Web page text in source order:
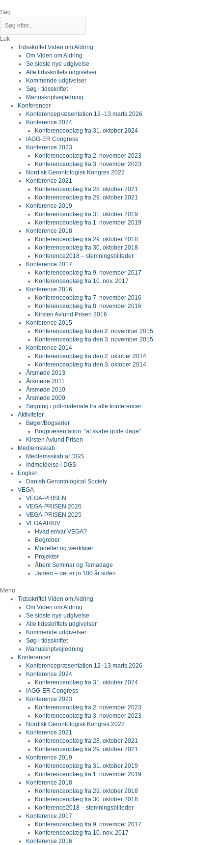
til
Søg
Luk
Tidsskriftet Viden om Aldring
Om Viden om Aldring
Se sidste nye udgivelse
Alle tidsskriftets udgivelser
Kommende udgivelser
Søg i tidsskriftet
Manuskriptvejledning
Konferencer
Konferencepræsentation 12–13 marts 2026
Konference 2024
Konferenceoplæg fra 31. oktober 2024
IAGG-ER Congress
Konference 2023
Konferenceoplæg fra 2. november 2023
Konferenceoplæg fra 3. november 2023
Nordisk Gerontologisk Kongres 2022
Konference 2021
Konferenceoplæg fra 28. oktober 2021
Konferenceoplæg fra 29. oktober 2021
Konference 2019
Konferenceoplæg fra 31. oktober 2019
Konferenceoplæg fra 1. november 2019
Konference 2018
Konferenceoplæg fra 29. oktober 2018
Konferenceoplæg fra 30. oktober 2018
Konference2018 – stemningsbilleder
Konference 2017
Konferenceoplæg fra 9. november 2017
Konferenceoplæg fra 10. nov. 2017
Konference 2016
Konferenceoplæg fra 7. november 2016
Konferenceoplæg fra 8. november 2016
Kirsten Avlund Prisen 2016
Konference 2015
Konferenceoplæg fra den 2. november 2015
Konferenceoplæg fra den 3. november 2015
Konference 2014
Konferenceoplæg fra den 2. oktober 2014
Konferenceoplæg fra den 3. oktober 2014
Årsmøde 2013
Årsmøde 2011
Årsmøde 2010
Årsmøde 2009
Søgning i pdf-materiale fra alle konferencer
Aktiviteter
Bøger/Bogserier
Bogpræsentation: “at skabe gode dage”
Kirsten Avlund Prisen
Medlemsskab
Medlemsskab af DGS
Indmeldelse i DGS
English
Danish Gerontological Society
VEGA
VEGA-PRISEN
VEGA-PRISEN 2026
VEGA-PRISEN 2025
VEGA ARKIV
Hvad er/var VEGA?
Begreber
Modeller og værktøjer
Projekter
Åbent Seminar og Temadage
Jamen – det er jo 100 år siden
Menu
Tidsskriftet Viden om Aldring
Om Viden om Aldring
Se sidste nye udgivelse
Alle tidsskriftets udgivelser
Kommende udgivelser
Søg i tidsskriftet
Manuskriptvejledning
Konferencer
Konferencepræsentation 12–13 marts 2026
Konference 2024
Konferenceoplæg fra 31. oktober 2024
IAGG-ER Congress
Konference 2023
Konferenceoplæg fra 2. november 2023
Konferenceoplæg fra 3. november 2023
Nordisk Gerontologisk Kongres 2022
Konference 2021
Konferenceoplæg fra 28. oktober 2021
Konferenceoplæg fra 29. oktober 2021
Konference 2019
Konferenceoplæg fra 31. oktober 2019
Konferenceoplæg fra 1. november 2019
Konference 2018
Konferenceoplæg fra 29. oktober 2018
Konferenceoplæg fra 30. oktober 2018
Konference2018 – stemningsbilleder
Konference 2017
Konferenceoplæg fra 9. november 2017
Konferenceoplæg fra 10. nov. 2017
Konference 2016